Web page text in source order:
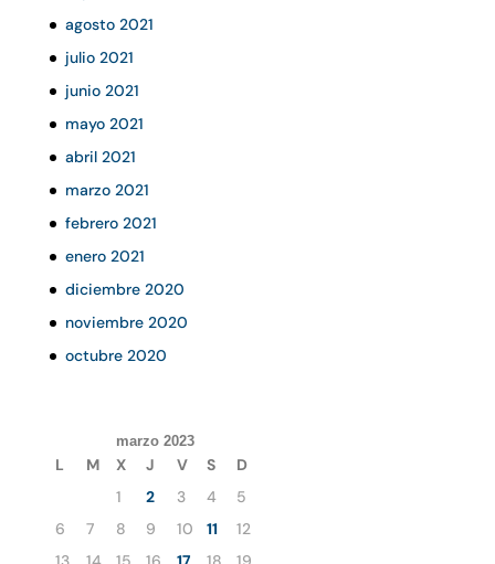
agosto 2021
julio 2021
junio 2021
mayo 2021
abril 2021
marzo 2021
febrero 2021
enero 2021
diciembre 2020
noviembre 2020
octubre 2020
marzo 2023
L M X J V S
D
1
2 3 4
5
6
7 8 9 10 11
12